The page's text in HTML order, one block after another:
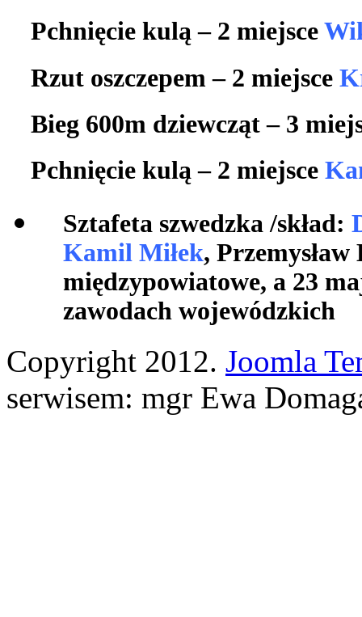
Pchnięcie kulą – 2 miejsce
Rzut oszczepem – 2 miejsce
Bieg 600m dziewcząt – 3
Pchnięcie kulą – 2 miejsce
Sztafeta szwedzka /skład:
Kamil Miłek,
międzypowiatowe, a 23
zawodach wojewódzkich
Copyright 2012. Joomla
serwisem: mgr Ewa